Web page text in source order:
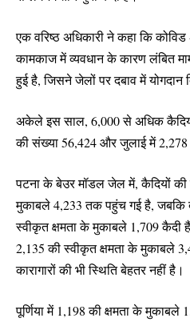
एक वरिष्ठ अधिकारी ने कहा कि
कामकाज में व्यवधान के कारण लंबित
हुई है, जिसने जेलों पर दबाव में योगदान
अकेले इस साल, 6,000 से अधिक
की संख्या 56,424 और जुलाई में 2,278
पटना के बेउर मॉडल जेल में, कैदियों की
मुकाबले 4,233 तक पहुंच गई है,
स्वीकृत क्षमता के मुकाबले 1,709
2,135 की स्वीकृत क्षमता के मुकाबले
कारागारों की भी स्थिति बेहतर नहीं है।
पूर्णिया में 1,198 की क्षमता के मुकाबले